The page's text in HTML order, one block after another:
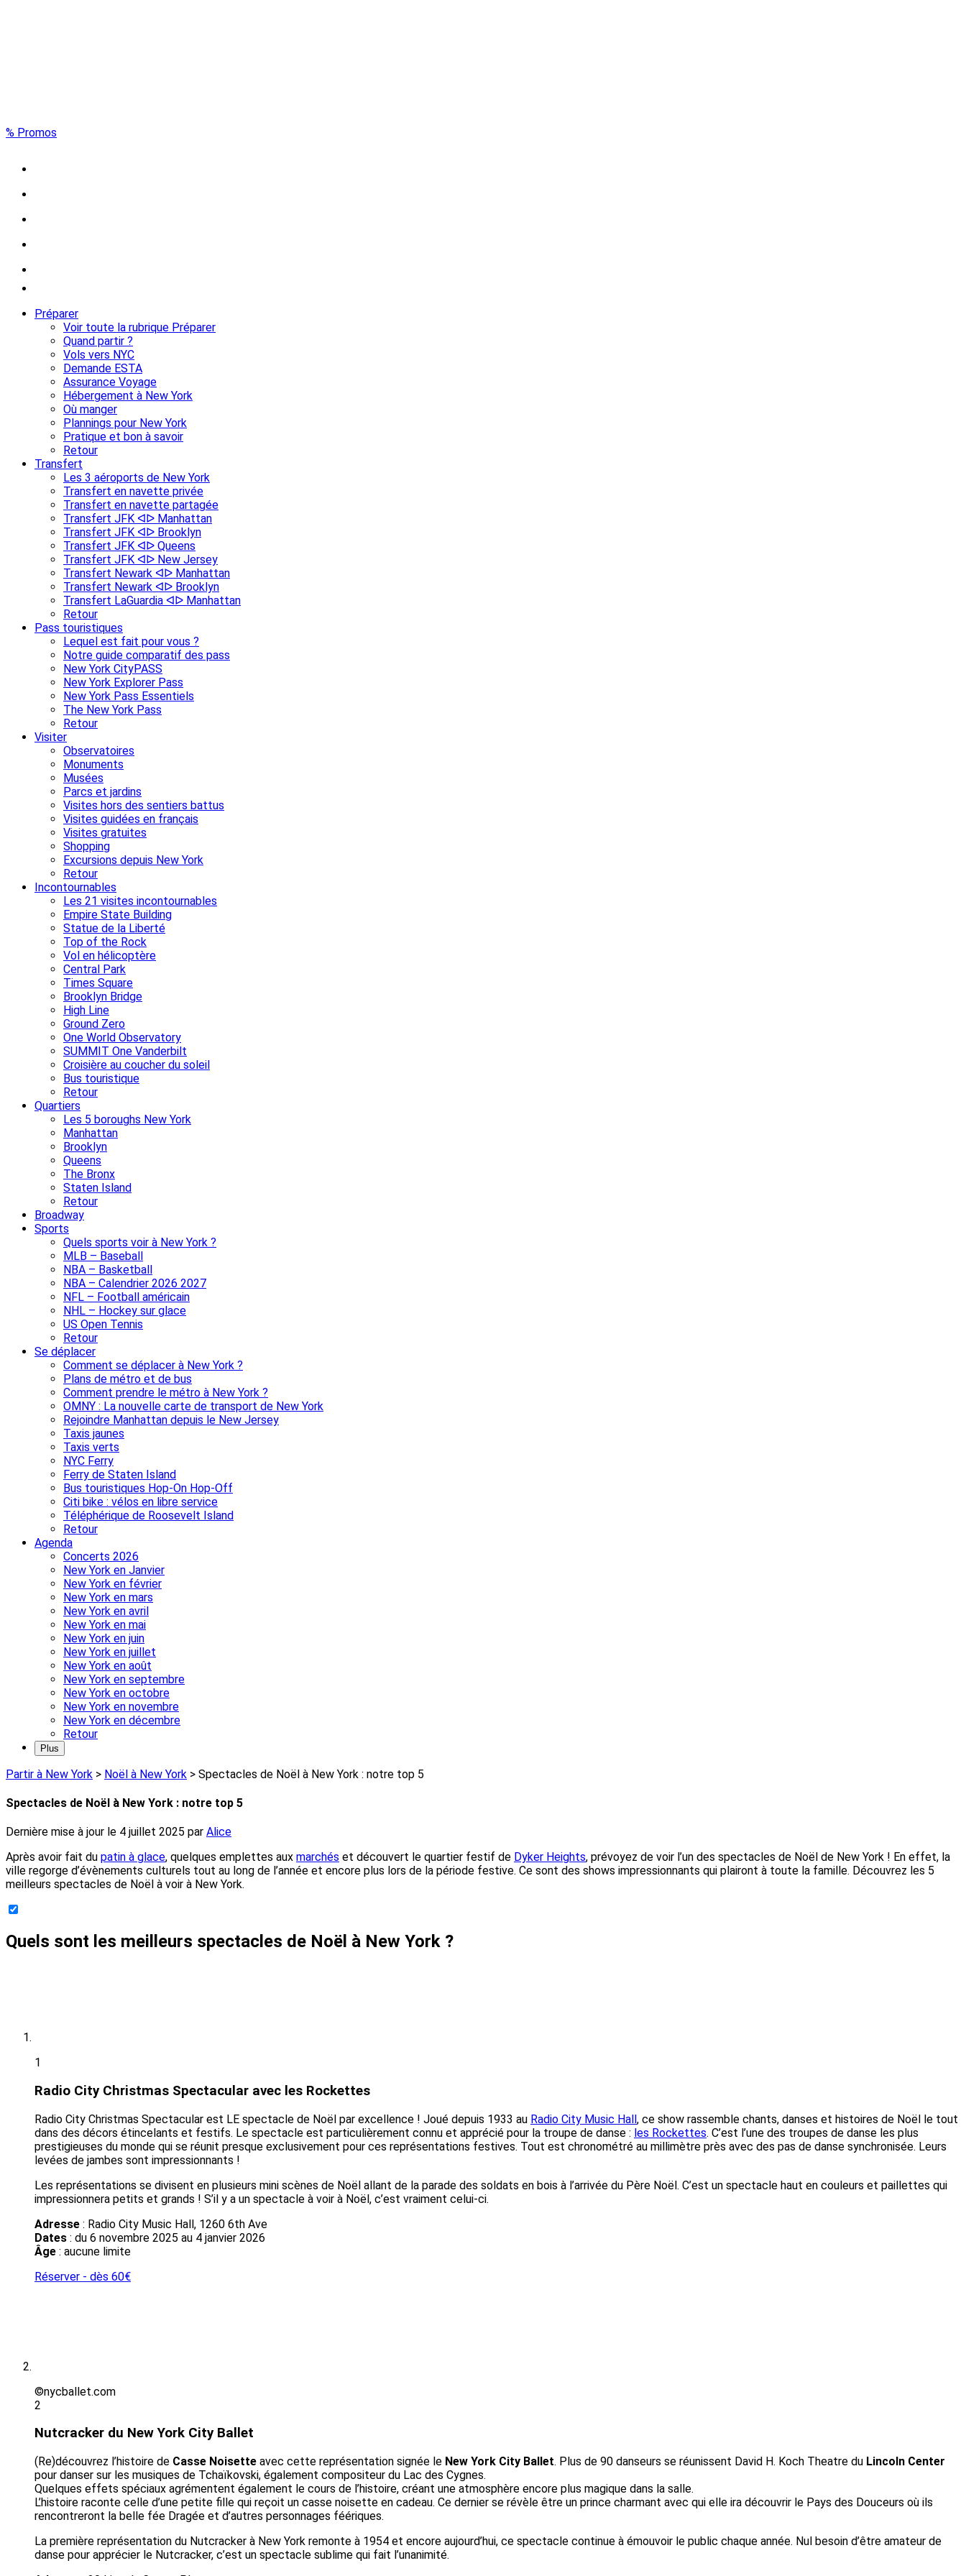
% Promos
Préparer
Voir toute la rubrique Préparer
Quand partir ?
Vols vers NYC
Demande ESTA
Assurance Voyage
Hébergement à New York
Où manger
Plannings pour New York
Pratique et bon à savoir
Retour
Transfert
Les 3 aéroports de New York
Transfert en navette privée
Transfert en navette partagée
Transfert JFK ᐊᐅ Manhattan
Transfert JFK ᐊᐅ Brooklyn
Transfert JFK ᐊᐅ Queens
Transfert JFK ᐊᐅ New Jersey
Transfert Newark ᐊᐅ Manhattan
Transfert Newark ᐊᐅ Brooklyn
Transfert LaGuardia ᐊᐅ Manhattan
Retour
Pass touristiques
Lequel est fait pour vous ?
Notre guide comparatif des pass
New York CityPASS
New York Explorer Pass
New York Pass Essentiels
The New York Pass
Retour
Visiter
Observatoires
Monuments
Musées
Parcs et jardins
Visites hors des sentiers battus
Visites guidées en français
Visites gratuites
Shopping
Excursions depuis New York
Retour
Incontournables
Les 21 visites incontournables
Empire State Building
Statue de la Liberté
Top of the Rock
Vol en hélicoptère
Central Park
Times Square
Brooklyn Bridge
High Line
Ground Zero
One World Observatory
SUMMIT One Vanderbilt
Croisière au coucher du soleil
Bus touristique
Retour
Quartiers
Les 5 boroughs New York
Manhattan
Brooklyn
Queens
The Bronx
Staten Island
Retour
Broadway
Sports
Quels sports voir à New York ?
MLB – Baseball
NBA – Basketball
NBA – Calendrier 2026 2027
NFL – Football américain
NHL – Hockey sur glace
US Open Tennis
Retour
Se déplacer
Comment se déplacer à New York ?
Plans de métro et de bus
Comment prendre le métro à New York ?
OMNY : La nouvelle carte de transport de New York
Rejoindre Manhattan depuis le New Jersey
Taxis jaunes
Taxis verts
NYC Ferry
Ferry de Staten Island
Bus touristiques Hop-On Hop-Off
Citi bike : vélos en libre service
Téléphérique de Roosevelt Island
Retour
Agenda
Concerts 2026
New York en Janvier
New York en février
New York en mars
New York en avril
New York en mai
New York en juin
New York en juillet
New York en août
New York en septembre
New York en octobre
New York en novembre
New York en décembre
Retour
Plus
Partir à New York > Noël à New York > Spectacles de Noël à New York : notre top 5
Spectacles de Noël à New York : notre top 5
Dernière mise à jour le 4 juillet 2025 par Alice
Après avoir fait du patin à glace, quelques emplettes aux marchés et découvert le quartier festif de Dyker Heights, prévoyez de voir l’un des spectacles de Noël de New York ! En effet, la
ville regorge d’évènements culturels tout au long de l’année et encore plus lors de la période festive. Ce sont des shows impressionnants qui plairont à toute la famille. Découvrez les 5
meilleurs spectacles de Noël à voir à New York.
Quels sont les meilleurs spectacles de Noël à New York ?
1
Radio City Christmas Spectacular avec les Rockettes
Radio City Christmas Spectacular est LE spectacle de Noël par excellence ! Joué depuis 1933 au Radio City Music Hall, ce show rassemble chants, danses et histoires de Noël le tout
dans des décors étincelants et festifs. Le spectacle est particulièrement connu et apprécié pour la troupe de danse : les Rockettes. C’est l’une des troupes de danse les plus
prestigieuses du monde qui se réunit presque exclusivement pour ces représentations festives. Tout est chronométré au millimètre près avec des pas de danse synchronisée. Leurs
levées de jambes sont impressionnants !
Les représentations se divisent en plusieurs mini scènes de Noël allant de la parade des soldats en bois à l’arrivée du Père Noël. C’est un spectacle haut en couleurs et paillettes qui
impressionnera petits et grands ! S’il y a un spectacle à voir à Noël, c’est vraiment celui-ci.
Adresse : Radio City Music Hall, 1260 6th Ave
Dates : du 6 novembre 2025 au 4 janvier 2026
Âge : aucune limite
Réserver - dès 60€
©nycballet.com
2
Nutcracker du New York City Ballet
(Re)découvrez l’histoire de Casse Noisette avec cette représentation signée le New York City Ballet. Plus de 90 danseurs se réunissent David H. Koch Theatre du Lincoln Center
pour danser sur les musiques de Tchaïkovski, également compositeur du Lac des Cygnes.
Quelques effets spéciaux agrémentent également le cours de l’histoire, créant une atmosphère encore plus magique dans la salle.
L’histoire raconte celle d’une petite fille qui reçoit un casse noisette en cadeau. Ce dernier se révèle être un prince charmant avec qui elle ira découvrir le Pays des Douceurs où ils
rencontreront la belle fée Dragée et d’autres personnages féériques.
La première représentation du Nutcracker à New York remonte à 1954 et encore aujourd’hui, ce spectacle continue à émouvoir le public chaque année. Nul besoin d’être amateur de
danse pour apprécier le Nutcracker, c’est un spectacle sublime qui fait l’unanimité.